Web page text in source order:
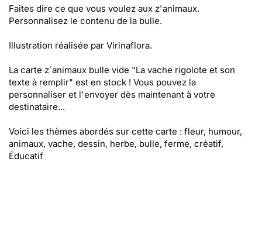
Faites dire ce que vous voulez aux z'animaux.
Personnalisez le contenu de la bulle.
Illustration réalisée par Virinaflora.
La carte z`animaux bulle vide "La vache rigolote et son
texte à remplir" est en stock ! Vous pouvez la
personnaliser et l'envoyer dès maintenant à votre
destinataire...
Voici les thèmes abordés sur cette carte : fleur, humour,
animaux, vache, dessin, herbe, bulle, ferme, créatif,
Éducatif